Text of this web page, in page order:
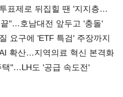
표제로 뒤집힐 땐 '지지층
"…호남대전 앞두고 '충돌'
요구에 'ETF 특검' 주장까지
확산…지역의료 혁신 본격화
택"…LH도 '공급 속도전'